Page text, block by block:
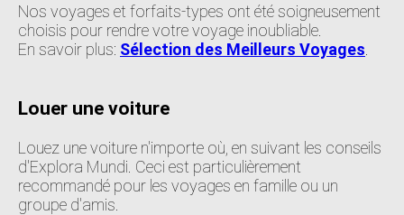
Nos voyages et forfaits-types ont été soigneusement
choisis pour rendre votre voyage inoubliable.
En savoir plus: Sélection des Meilleurs Voyages
Louer une voiture
Louez une voiture n'importe où, en suivant les conseils
d'Explora Mundi. Ceci est particulièrement
recommandé pour les voyages en famille ou un
groupe d'amis.